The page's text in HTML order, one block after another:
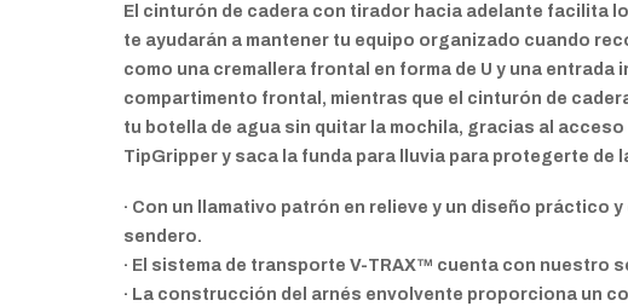
El cinturón de cadera con tirador hacia adelante facilita
te ayudarán a mantener tu equipo organizado cuando
como una cremallera frontal en forma de U y una
compartimento frontal, mientras que el cinturón de
tu botella de agua sin quitar la mochila, gracias al
TipGripper y saca la funda para lluvia para protegerte de
· Con un llamativo patrón en relieve y un diseño práctico
sendero.
· El sistema de transporte V-TRAX™ cuenta con
· La construcción del arnés envolvente proporciona un